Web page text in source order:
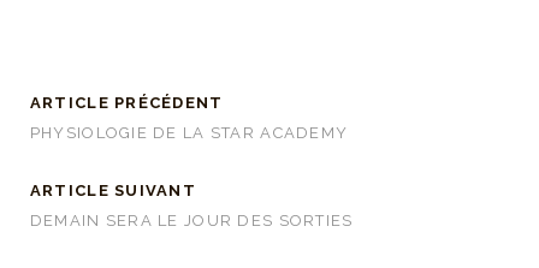
ARTICLE PRÉCÉDENT
PHYSIOLOGIE DE LA STAR ACADEMY
ARTICLE SUIVANT
DEMAIN SERA LE JOUR DES SORTIES